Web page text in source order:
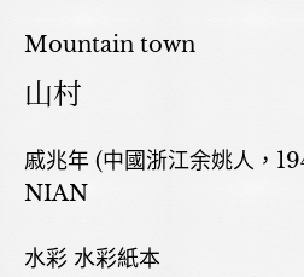
Mountain town
山村
戚兆年 (中國浙江余姚人，
NIAN
水彩 水彩紙本